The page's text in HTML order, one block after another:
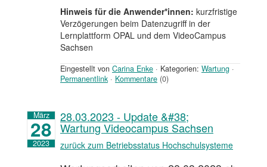
Hinweis für die Anwender*innen: kurzfristige
Verzögerungen beim Datenzugriff in der
Lernplattform OPAL und dem VideoCampus
Sachsen
Eingestellt von Carina Enke · Kategorien: Wartung ·
Permanentlink · Kommentare (0)
März
28
2023
28.03.2023 - Update &#38;
Wartung Videocampus Sachsen
zurück zum Betriebsstatus Hochschulsysteme